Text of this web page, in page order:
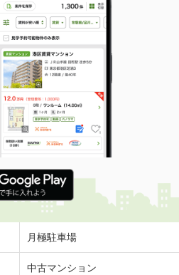
月極駐車場
中古マンション